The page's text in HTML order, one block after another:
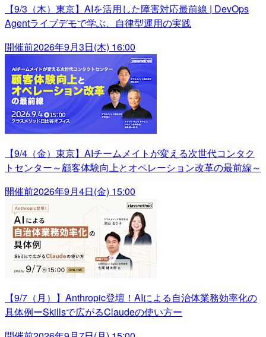
【9/3（木）東京】AIを活用した障害対応最前線 | DevOps
Agentライブデモで学ぶ、自律型運用の実践
開催前2026年9月3日(木) 16:00
【9/4（金）東京】AIチームメイトが変える次世代コンタク
トセンター～顧客体験向上とオペレーション改革の最前線～
開催前2026年9月4日(金) 15:00
【9/7（月）】Anthropic登壇！AIによる自治体業務効率化の
具体例ーSkillsで広がるClaudeの使い方ー